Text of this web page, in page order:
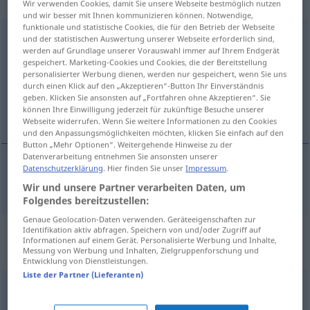
auseinandernehmen
Übersicht aller Übersetzungen
(Für mehr Details die Übersetzung anklicken/antippen)
taka í sundur
taka í sundur auseinandernehmen
Synonyme für
"auseinandernehmen"
Wir verwenden Cookies, damit Sie unsere Webseite bestmöglich nutzen
und wir besser mit Ihnen kommunizieren können. Notwendige,
funktionale und statistische Cookies, die für den Betrieb der Webseite
und der statistischen Auswertung unserer Webseite erforderlich sind,
werden auf Grundlage unserer Vorauswahl immer auf Ihrem Endgerät
gespeichert. Marketing-Cookies und Cookies, die der Bereitstellung
personalisierter Werbung dienen, werden nur gespeichert, wenn Sie uns
durch einen Klick auf den „Akzeptieren“-Button Ihr Einverständnis
geben. Klicken Sie ansonsten auf „Fortfahren ohne Akzeptieren“. Sie
können Ihre Einwilligung jederzeit für zukünftige Besuche unserer
Webseite widerrufen. Wenn Sie weitere Informationen zu den Cookies
und den Anpassungsmöglichkeiten möchten, klicken Sie einfach auf den
Button „Mehr Optionen“. Weitergehende Hinweise zu der
Datenverarbeitung entnehmen Sie ansonsten unserer
Datenschutzerklärung. Hier finden Sie unserImpressum.
Wir und unsere Partner verarbeiten Daten, um
Folgendes bereitzustellen:
Genaue Geolocation-Daten verwenden. Geräteeigenschaften zur
Identifikation aktiv abfragen. Speichern von und/oder Zugriff auf
Informationen auf einem Gerät. Personalisierte Werbung und Inhalte,
Messung von Werbung und Inhalten, Zielgruppenforschung und
Entwicklung von Dienstleistungen.
Liste der Partner (Lieferanten)